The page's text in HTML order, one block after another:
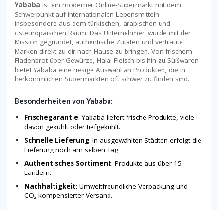
Yababa ist ein moderner Online-Supermarkt mit dem
Schwerpunkt auf internationalen Lebensmitteln –
insbesondere aus dem türkischen, arabischen und
osteuropäischen Raum. Das Unternehmen wurde mit der
Mission gegründet, authentische Zutaten und vertraute
Marken direkt zu dir nach Hause zu bringen. Von frischem
Fladenbrot über Gewürze, Halal-Fleisch bis hin zu Süßwaren
bietet Yababa eine riesige Auswahl an Produkten, die in
herkömmlichen Supermärkten oft schwer zu finden sind.
Besonderheiten von Yababa:
Frischegarantie: Yababa liefert frische Produkte, viele
davon gekühlt oder tiefgekühlt.
Schnelle Lieferung: In ausgewählten Städten erfolgt die
Lieferung noch am selben Tag.
Authentisches Sortiment: Produkte aus über 15
Ländern.
Nachhaltigkeit: Umweltfreundliche Verpackung und
CO₂-kompensierter Versand.